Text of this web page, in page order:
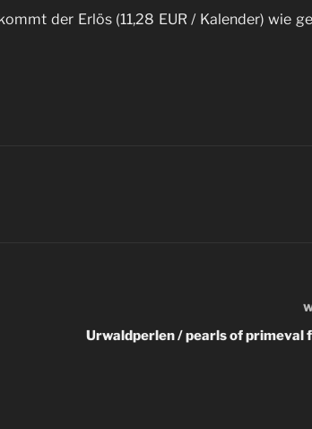
der Erlös (11,28 EUR / Kalender) wie
Urwaldperlen / pearls of primeval